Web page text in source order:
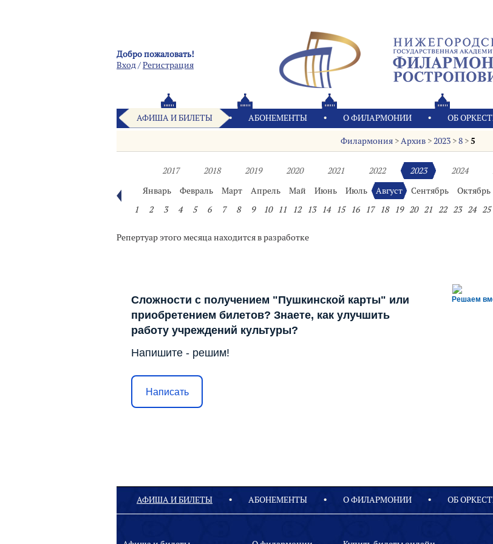
Добро пожаловать!
Вход/Pегистрация
АФИША И БИЛЕТЫ АБОНЕМЕНТЫ О ФИЛАРМОНИИ OБ
Филармония >Архив >2023 >8 >5
2017 2018 2019 2020 2021 2022 2023 2024
Январь
Февраль Март Апрель Май Июнь Июль Август Сентябрь Октябрь
1
2 3 4 5 6 7 8 9 10 11 12 13 14 15 16 17 18 19 20 21 22 23 24 25
Репертуар этого месяца находится в разработке
Решаем
Сложности с получением "Пушкинской карты" или
приобретением билетов? Знаете, как улучшить
работу учреждений культуры?
Напишите - решим!
Написать
АФИША И БИЛЕТЫ АБОНЕМЕНТЫ О ФИЛАРМОНИИ OБ